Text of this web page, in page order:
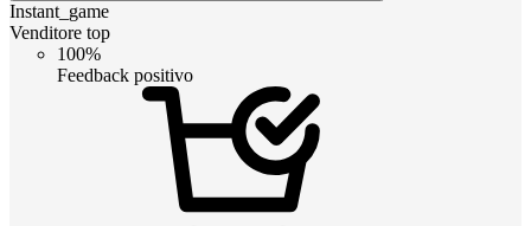
Instant_game
Venditore top
100%
Feedback positivo